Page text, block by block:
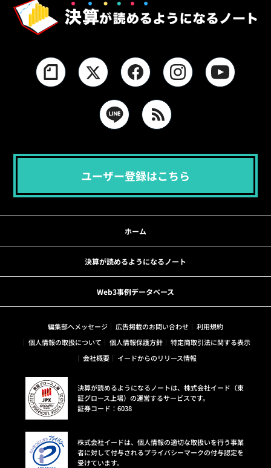
ユーザー登録はこちら
ホーム
決算が読めるようになるノート
Web3事例データベース
編集部へメッセージ 広告掲載のお問い合わせ
利用規約
個人情報の取扱について
個人情報保護方針
特定商取引法に関する表示
会社概要
イードからのリリース情報
決算が読めるようになるノートは、株式会社イード（東
証グロース上場）の運営するサービスです。
証券コード：6038
株式会社イードは、個人情報の適切な取扱いを行う事業
者に対して付与されるプライバシーマークの付与認定を
受けています。